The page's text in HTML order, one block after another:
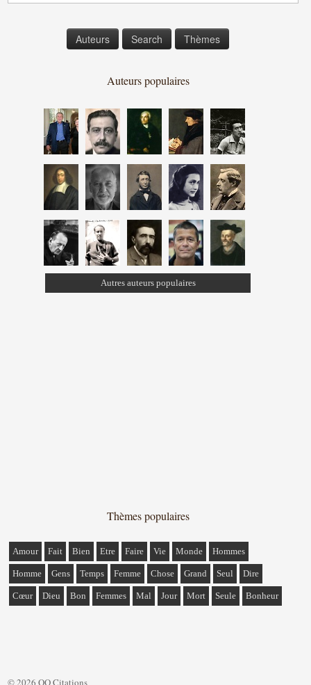
Auteurs Search Thèmes
Auteurs populaires
Autres auteurs populaires
Thèmes populaires
Amour Fait Bien Etre Faire Vie Monde Hommes
Homme Gens Temps Femme Chose Grand Seul Dire
Cœur Dieu Bon Femmes Mal Jour Mort Seule Bonheur
© 2026 QQ Citations